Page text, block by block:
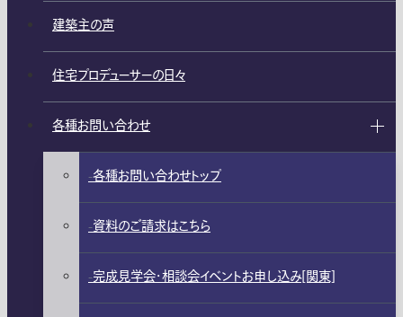
建築主の声
住宅プロデューサーの日々
各種お問い合わせ
各種お問い合わせトップ
資料のご請求はこちら
完成見学会・相談会イベントお申し込み[関東]